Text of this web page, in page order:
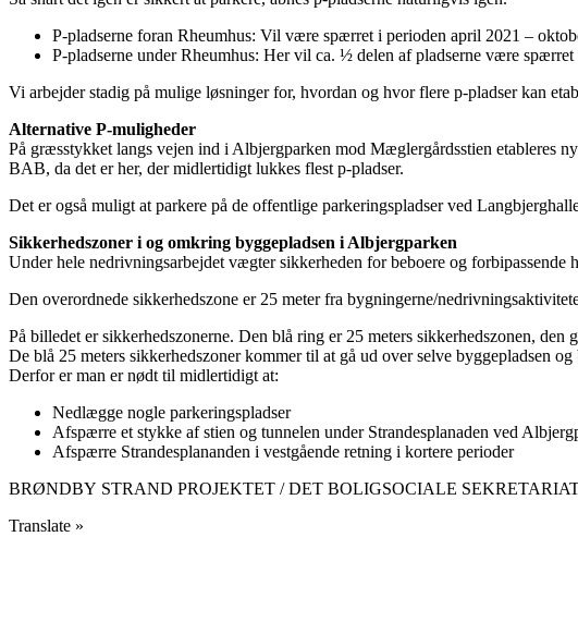
P-pladserne foran Rheumhus: Vil være spærret i perioden april 2021 –
P-pladserne under Rheumhus: Her vil ca. ½ delen af pladserne være
Vi arbejder stadig på mulige løsninger for, hvordan og hvor flere p-pladser kan
Alternative P-muligheder
På græsstykket langs vejen ind i Albjergparken mod Mæglergårdsstien etableres
BAB, da det er her, der midlertidigt lukkes flest p-pladser.
Det er også muligt at parkere på de offentlige parkeringspladser ved
Sikkerhedszoner i og omkring byggepladsen i Albjergparken
Under hele nedrivningsarbejdet vægter sikkerheden for beboere og
Den overordnede sikkerhedszone er 25 meter fra bygningerne/
På billedet er sikkerhedszonerne. Den blå ring er 25 meters sikkerhedszonen,
De blå 25 meters sikkerhedszoner kommer til at gå ud over selve byggepladsen og
Derfor er man er nødt til midlertidigt at:
Nedlægge nogle parkeringspladser
Afspærre et stykke af stien og tunnelen under Strandesplanaden ved
Afspærre Strandesplananden i vestgående retning i kortere perioder
BRØNDBY STRAND PROJEKTET / DET BOLIGSOCIALE
Translate »